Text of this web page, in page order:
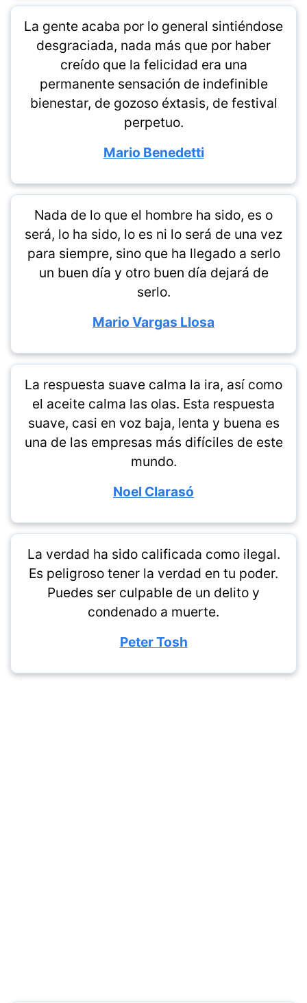
La gente acaba por lo general sintiéndose
desgraciada, nada más que por haber
creído que la felicidad era una
permanente sensación de indefinible
bienestar, de gozoso éxtasis, de festival
perpetuo.
Mario Benedetti
Nada de lo que el hombre ha sido, es o
será, lo ha sido, lo es ni lo será de una vez
para siempre, sino que ha llegado a serlo
un buen día y otro buen día dejará de
serlo.
Mario Vargas Llosa
La respuesta suave calma la ira, así como
el aceite calma las olas. Esta respuesta
suave, casi en voz baja, lenta y buena es
una de las empresas más difíciles de este
mundo.
Noel Clarasó
La verdad ha sido calificada como ilegal.
Es peligroso tener la verdad en tu poder.
Puedes ser culpable de un delito y
condenado a muerte.
Peter Tosh